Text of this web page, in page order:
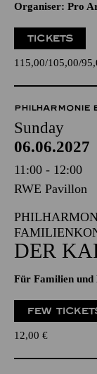
Organiser: Pro
TICKETS
115,00 105,00
PHILHARMONIE
Sunday
06.06.2027
11:00 - 12:00
RWE Pavillon
DER
Für Familien
FEW
12,00 €